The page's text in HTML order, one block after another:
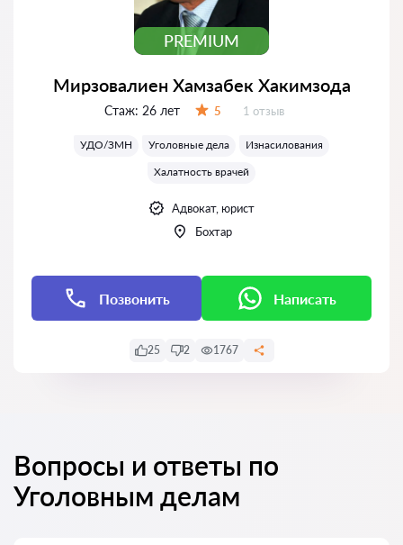
PREMIUM
Мирзовалиен Хамзабек Хакимзода
Стаж: 26 лет 5 Отзывов:
1 отзыв
УДО/ЗМН Уголовные дела
Изнасилования
Халатность врачей
Адвокат, юрист
Бохтар
Позвонить Написать
25 2 1767
Вопросы и ответы по
Уголовным делам